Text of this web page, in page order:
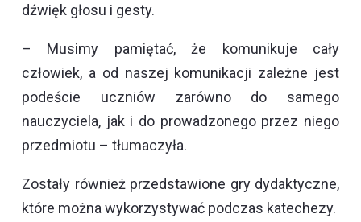
dźwięk głosu i gesty.
– Musimy pamiętać, że komunikuje cały
człowiek, a od naszej komunikacji zależne jest
podeście uczniów zarówno do samego
nauczyciela, jak i do prowadzonego przez niego
przedmiotu – tłumaczyła.
Zostały również przedstawione gry dydaktyczne,
które można wykorzystywać podczas katechezy.